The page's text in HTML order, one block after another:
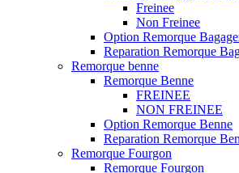
Freinee
Non Freinee
Option Remorque
Reparation Remorque
Remorque benne
Remorque Benne
FREINEE
NON FREINEE
Option Remorque Benne
Reparation Remorque
Remorque Fourgon
Remorque Fourgon